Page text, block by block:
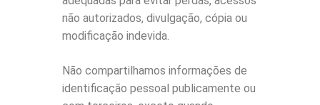
não autorizados, divulgação, cópia ou
modificação indevida.
Não compartilhamos informações de
identificação pessoal publicamente ou